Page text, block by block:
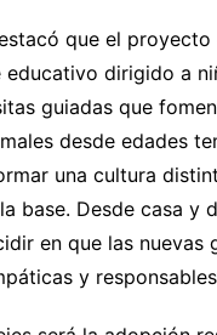
que el
educativo dirigido a
guiadas que
desde edades
una cultura
base. Desde casa y
en que las nuevas
y